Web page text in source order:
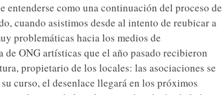
como una continuación del proceso de
cuando asistimos desde al intento de reubicar a
problemáticas hacia los medios de
ONG artísticas que el año pasado recibieron
propietario de los locales: las asociaciones se
curso, el desenlace llegará en los próximos